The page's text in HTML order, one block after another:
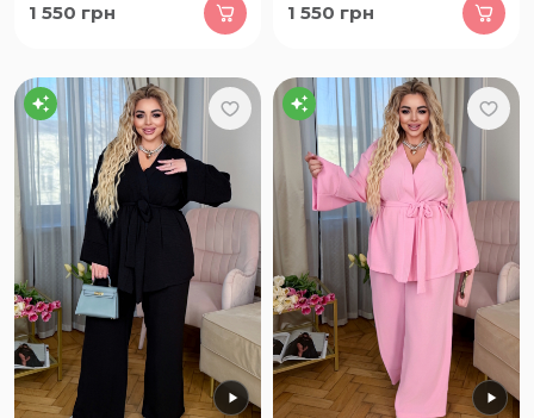
1 550 грн 1 550 грн